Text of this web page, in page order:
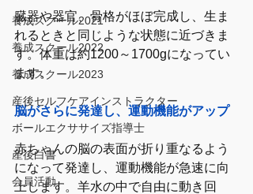
養成スクール2021
養成スクール2022
養成スクール2023
産後セルフケアインストラクター
ボールエクササイズ指導士
産後白書
会員活動
臓器や器官、骨格がほぼ完成し、生ま
れるときと同じような状態に近づきま
す。体重は約1200～1700gになってい
ます。
脳がさらに発達し、運動機能がアップ
赤ちゃんの脳の表面が折り重なるよう
になって発達し、運動機能が急速に向
上します。羊水の中で自由に動き回